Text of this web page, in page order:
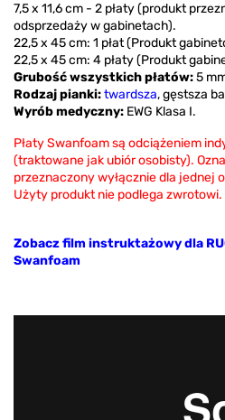
7,5 x 11,6 cm - 2 płaty (produkt
odsprzedaży w gabinetach).
22,5 x 45 cm: 1 płat (Produkt
22,5 x 45 cm: 4 płaty (Produkt
Grubość wszystkich płatów:5
Rodzaj pianki:twardsza, gęstsza
Wyrób medyczny: EWG Klasa I.
Płaty Swanfoam są odciążeniem
(traktowane jak ubiór osobisty).
przeznaczony wyłącznie dla jednej
Użyty produkt nie podlega zwrotowi.
Zobacz film instruktażowy dla
Swanfoam